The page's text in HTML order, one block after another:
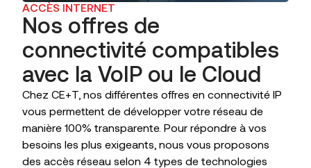
ACCÈS INTERNET
Nos offres de
connectivité compatibles
avec la VoIP ou le Cloud
Chez CE+T, nos différentes offres en connectivité IP
vous permettent de développer votre réseau de
manière 100% transparente. Pour répondre à vos
besoins les plus exigeants, nous vous proposons
des accès réseau selon 4 types de technologies